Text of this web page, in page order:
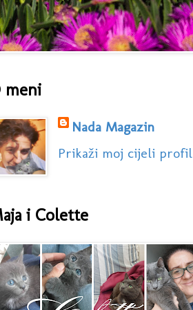
meni
Nada Magazin
Prikaži moj cijeli profil
i Colette